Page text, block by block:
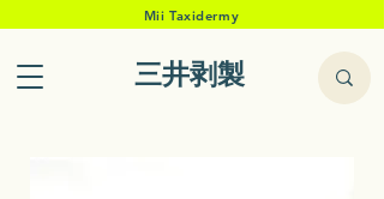
Mii Taxidermy
三井剥製